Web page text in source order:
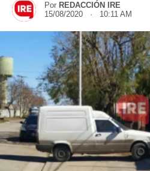
Por REDACCIÓN IRE
15/08/2020 · 10:11 AM